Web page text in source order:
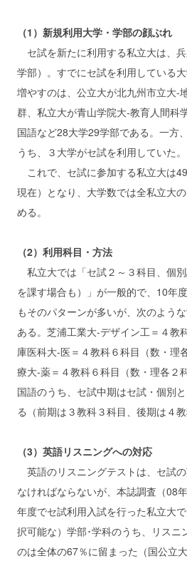
（1）新規利用大学・学部の顔ぶれ
セ試を新たに利用する私立大は、
学部）。すでにセ試を利用している
増やすのは、公立大が北九州市立大‐
群、私立大が青山学院大‐教育人間科
国語など28大学29学部である。一方
うち、３大学がセ試を利用していた。
これで、セ試に参加する私立大は
現在）となり、大学数では全私立大
める。
（2）利用科目・方法
私立大では「セ試２～３科目、個
を課す場合も）」が一般的で、10年
もそのパターンが多いが、次のよう
ある。芝浦工業大‐デザイン工＝４教
庫医科大‐医＝４教科６科目（数・理
療大‐薬＝４教科６科目（数・理各２
国語のうち、セ試中期はセ試・個別
る（前期は３教科３科目、後期は４教
（3）英語リスニングへの対応
英語のリスニングテストは、セ試
なければならないが、本誌調査（08
年度でセ試利用入試を行った私立大
択可能な）学部･学科のうち、リスニ
のは全体の67％に留まった（国公立